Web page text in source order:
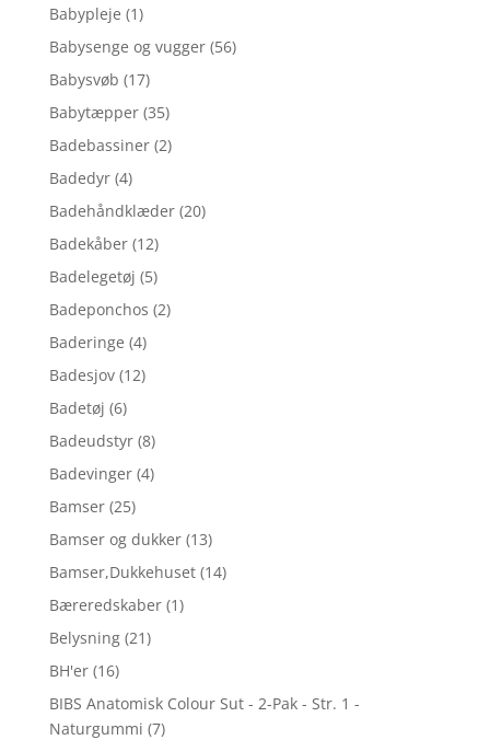
Babypleje (1)
Babysenge og vugger (56)
Babysvøb (17)
Babytæpper (35)
Badebassiner (2)
Badedyr (4)
Badehåndklæder (20)
Badekåber (12)
Badelegetøj (5)
Badeponchos (2)
Baderinge (4)
Badesjov (12)
Badetøj (6)
Badeudstyr (8)
Badevinger (4)
Bamser (25)
Bamser og dukker (13)
Bamser,Dukkehuset (14)
Bæreredskaber (1)
Belysning (21)
BH'er (16)
BIBS Anatomisk Colour Sut - 2-Pak - Str. 1 -
Naturgummi (7)